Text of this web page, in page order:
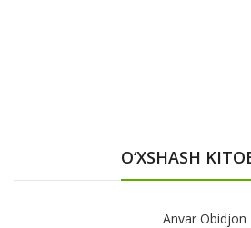
O‘XSHASH
Anvar Obidjon